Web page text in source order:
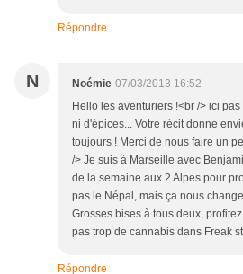
Répondre
N Noémie 07/03/2013 16:52
Hello les aventuriers !<br /> ici
ni d'épices... Votre récit donne
toujours ! Merci de nous faire un
/> Je suis à Marseille avec
de la semaine aux 2 Alpes pour
pas le Népal, mais ça nous
Grosses bises à tous deux,
pas trop de cannabis dans Freak
Répondre